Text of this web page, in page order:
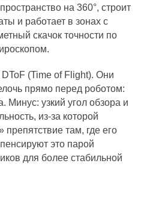
на 360°, строит
и работает в зонах с
скачок точности по
(Time of Flight). Они
прямо перед роботом:
Минус: узкий угол обзора и
из-за которой
препятствие там, где его
это парой
для более стабильной